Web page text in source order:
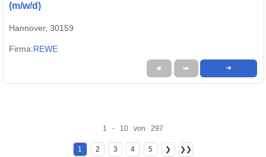
(m/w/d)
Hannover, 30159
Firma:REWE
★ ➦ ➜
1 - 10 von 297
1 2 3 4 5 ❯ ❯❯